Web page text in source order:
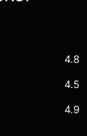
4.8
4.5
4.9